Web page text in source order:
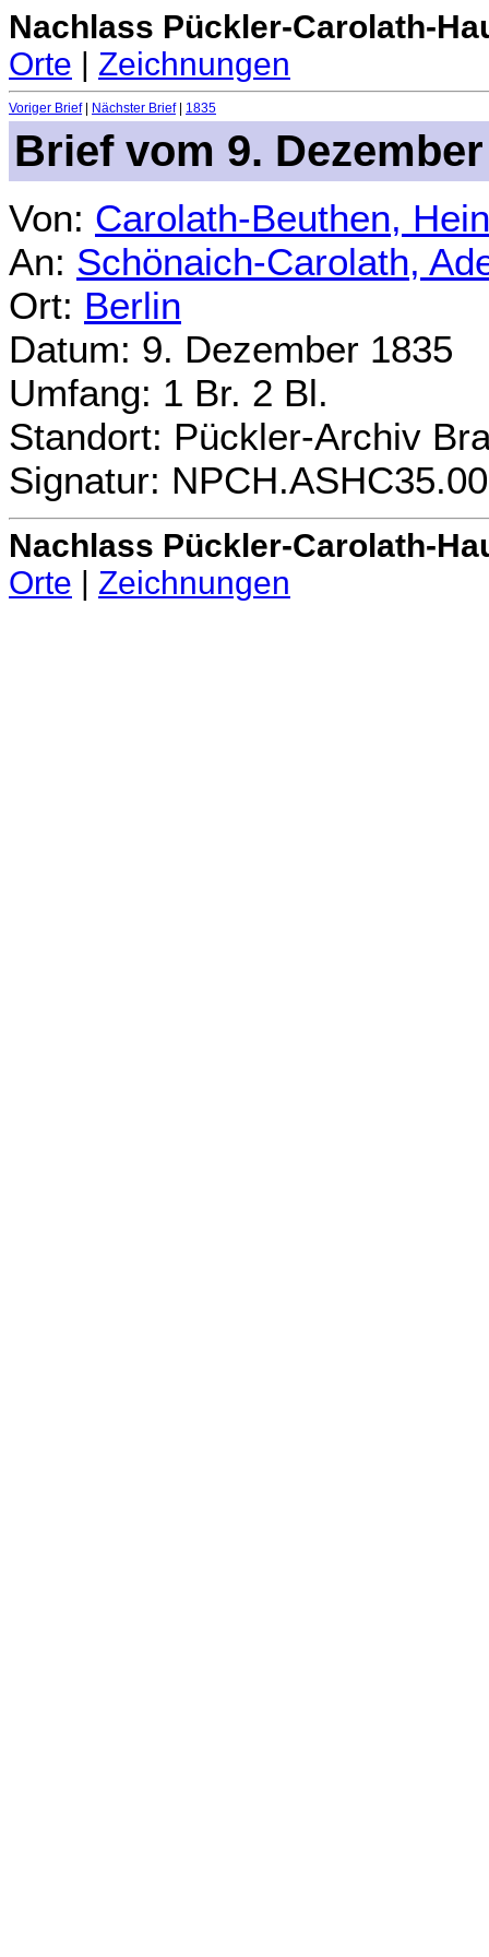
Nachlass Pückler-Carolath-
Orte | Zeichnungen
Voriger Brief| Nächster Brief| 1835
Brief vom 9.
Von: Carolath-Beuthen,
An: Schönaich-Carolath,
Ort: Berlin
Datum: 9. Dezember 1835
Umfang: 1 Br. 2 Bl.
Standort: Pückler-Archiv
Signatur:
Nachlass Pückler-Carolath-
Orte
Zeichnungen